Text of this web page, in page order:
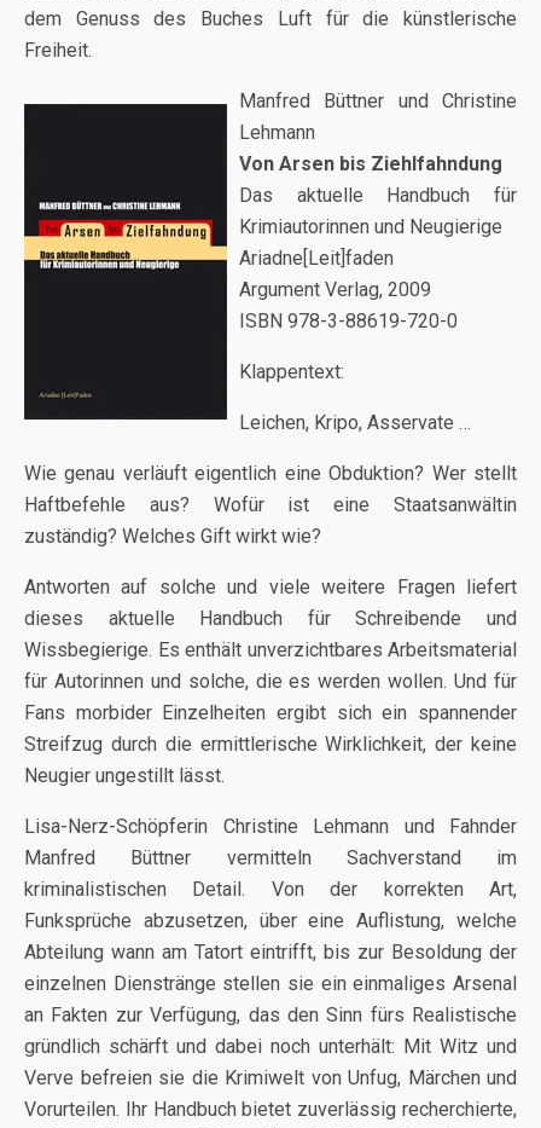
dem Genuss des Buches Luft für die künstlerische
Freiheit.
Manfred Büttner und Christine
Lehmann
Von Arsen bis Ziehlfahndung
Das aktuelle Handbuch für
Krimiautorinnen und Neugierige
Ariadne[Leit]faden
Argument Verlag, 2009
ISBN 978-3-88619-720-0
Klappentext:
Leichen, Kripo, Asservate …
Wie genau verläuft eigentlich eine Obduktion? Wer stellt
Haftbefehle aus? Wofür ist eine Staatsanwältin
zuständig? Welches Gift wirkt wie?
Antworten auf solche und viele weitere Fragen liefert
dieses aktuelle Handbuch für Schreibende und
Wissbegierige. Es enthält unverzichtbares Arbeitsmaterial
für Autorinnen und solche, die es werden wollen. Und für
Fans morbider Einzelheiten ergibt sich ein spannender
Streifzug durch die ermittlerische Wirklichkeit, der keine
Neugier ungestillt lässt.
Lisa-Nerz-Schöpferin Christine Lehmann und Fahnder
Manfred Büttner vermitteln Sachverstand im
kriminalistischen Detail. Von der korrekten Art,
Funksprüche abzusetzen, über eine Auflis­tung, welche
Abteilung wann am Tatort eintrifft, bis zur Besoldung der
einzelnen Dienstränge stellen sie ein einmaliges Arsenal
an Fakten zur Verfügung, das den Sinn fürs Realistische
gründlich schärft und dabei noch unterhält: Mit Witz und
Verve befreien sie die Krimiwelt von Unfug, Märchen und
Vorurteilen. Ihr Handbuch bietet zuverlässig recherchierte,